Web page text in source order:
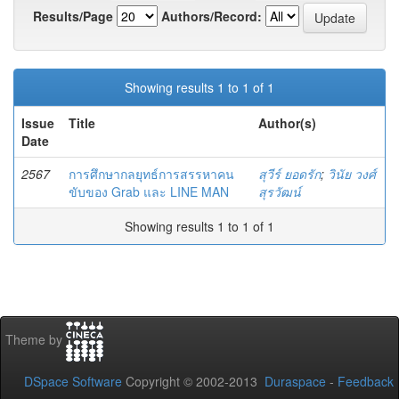
Results/Page
Authors/Record:
Showing results 1 to 1 of 1
Issue
Date
Title Author(s)
2567
การศึกษากลยุทธ์การสรรหาคน
ขับของ Grab และ LINE MAN
สุวีร์ ยอดรัก; วินัย วงศ์
สุรวัฒน์
Showing results 1 to 1 of 1
Theme by
DSpace Software Copyright © 2002-2013 Duraspace - Feedback